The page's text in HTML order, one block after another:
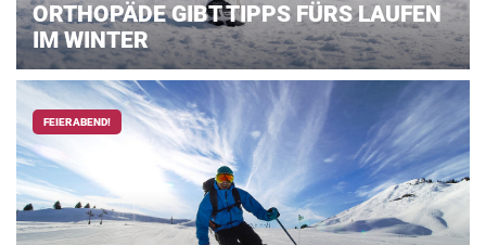
ORTHOPÄDE GIBT TIPPS FÜRS LAUFEN
IM WINTER
FEIERABEND!